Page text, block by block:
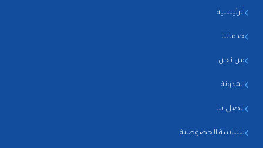
الرئيسية
خدماتنا
من نحن
المدونة
اتصل بنا
سياسة الخصوصية